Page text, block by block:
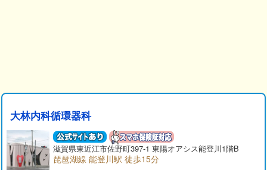
大林内科循環器科
滋賀県東近江市佐野町397-1 東陽オアシス能登川1階B
琵琶湖線 能登川駅 徒歩15分